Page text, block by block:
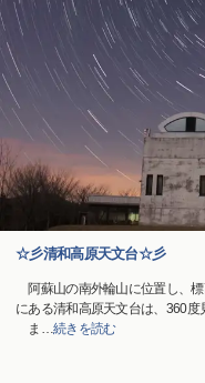
☆彡清和高原天文台☆彡
阿蘇⼭の南外輪⼭に位置し、標
にある清和高原天文台は、360度
ま …続きを読む